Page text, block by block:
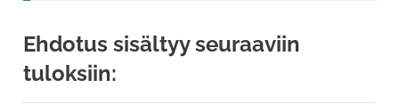
Ehdotus sisältyy seuraaviin
tuloksiin: